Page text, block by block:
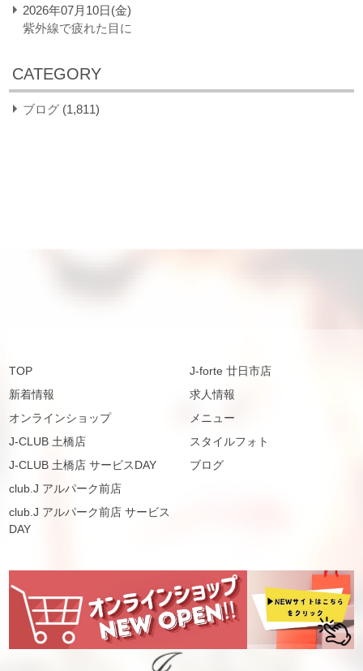
2026年07月10日(金)
紫外線で疲れた目に
CATEGORY
ブログ (1,811)
TOP
新着情報
オンラインショップ
J-CLUB 土橋店
J-CLUB 土橋店 サービスDAY
club.J アルパーク前店
club.J アルパーク前店 サービス
DAY
J-forte 廿日市店
求人情報
メニュー
スタイルフォト
ブログ